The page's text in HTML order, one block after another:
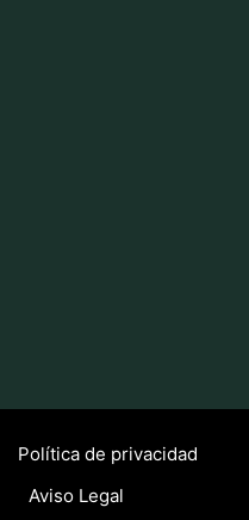
Política de privacidad
Aviso Legal